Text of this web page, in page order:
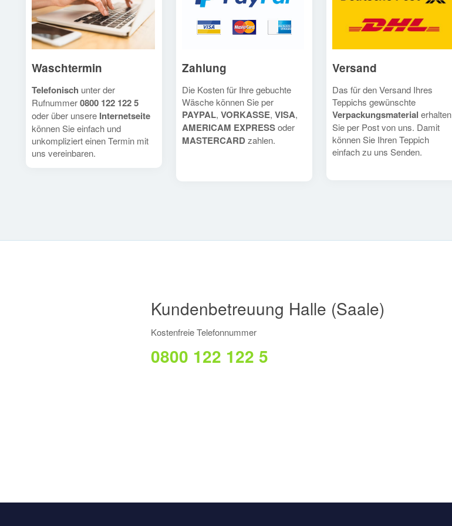
Waschtermin
Telefonisch unter der
Rufnummer0800 122 122 5
oder über unsere Internetseite
können Sie einfach und
unkompliziert einen Termin mit
uns vereinbaren.
Zahlung
Die Kosten für Ihre gebuchte
Wäsche können Sie per
PAYPAL, VORKASSE, VISA,
AMERICAM EXPRESSoder
MASTERCARDzahlen.
Versand
Das für den Versand Ihres
Teppichs gewünschte
Verpackungsmaterial erhalten
Sie per Post von uns. Damit
können Sie Ihren Teppich
einfach zu uns Senden.
Kundenbetreuung Halle (Saale)
Kostenfreie Telefonnummer
0800 122 122 5